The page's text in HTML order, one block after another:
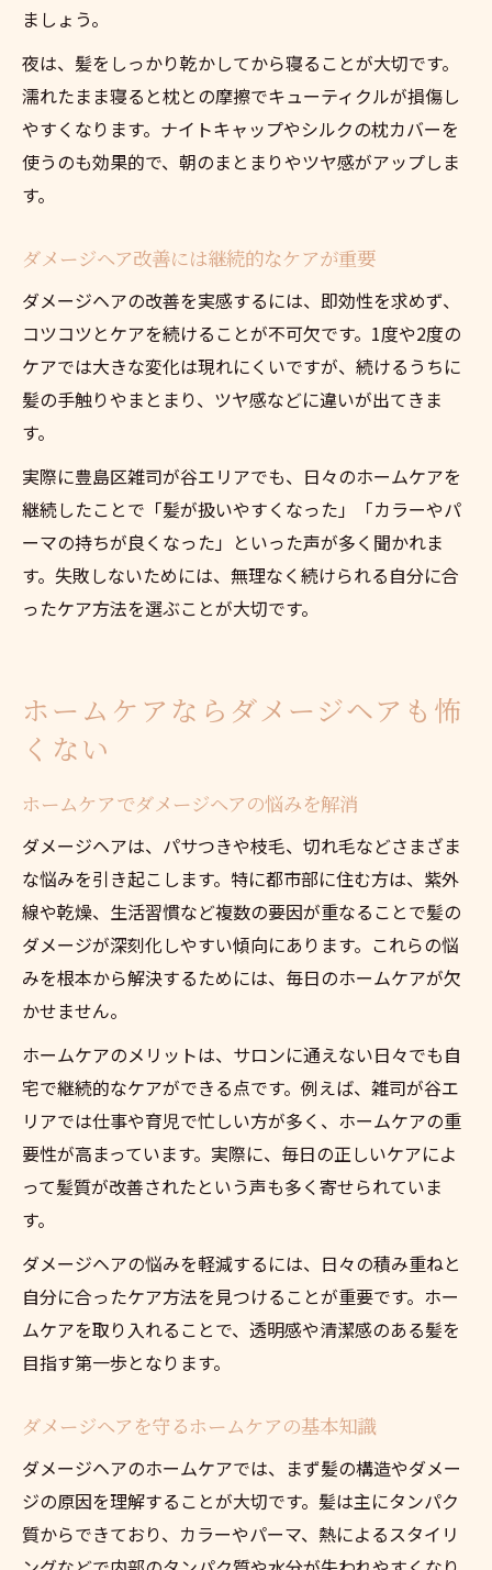
ましょう。
夜は、髪をしっかり乾かしてから寝ることが大切です。
濡れたまま寝ると枕との摩擦でキューティクルが損傷し
やすくなります。ナイトキャップやシルクの枕カバーを
使うのも効果的で、朝のまとまりやツヤ感がアップしま
す。
ダメージヘア改善には継続的なケアが重要
ダメージヘアの改善を実感するには、即効性を求めず、
コツコツとケアを続けることが不可欠です。1度や2度の
ケアでは大きな変化は現れにくいですが、続けるうちに
髪の手触りやまとまり、ツヤ感などに違いが出てきま
す。
実際に豊島区雑司が谷エリアでも、日々のホームケアを
継続したことで「髪が扱いやすくなった」「カラーやパ
ーマの持ちが良くなった」といった声が多く聞かれま
す。失敗しないためには、無理なく続けられる自分に合
ったケア方法を選ぶことが大切です。
ホームケアならダメージヘアも怖
くない
ホームケアでダメージヘアの悩みを解消
ダメージヘアは、パサつきや枝毛、切れ毛などさまざま
な悩みを引き起こします。特に都市部に住む方は、紫外
線や乾燥、生活習慣など複数の要因が重なることで髪の
ダメージが深刻化しやすい傾向にあります。これらの悩
みを根本から解決するためには、毎日のホームケアが欠
かせません。
ホームケアのメリットは、サロンに通えない日々でも自
宅で継続的なケアができる点です。例えば、雑司が谷エ
リアでは仕事や育児で忙しい方が多く、ホームケアの重
要性が高まっています。実際に、毎日の正しいケアによ
って髪質が改善されたという声も多く寄せられていま
す。
ダメージヘアの悩みを軽減するには、日々の積み重ねと
自分に合ったケア方法を見つけることが重要です。ホー
ムケアを取り入れることで、透明感や清潔感のある髪を
目指す第一歩となります。
ダメージヘアを守るホームケアの基本知識
ダメージヘアのホームケアでは、まず髪の構造やダメー
ジの原因を理解することが大切です。髪は主にタンパク
質からできており、カラーやパーマ、熱によるスタイリ